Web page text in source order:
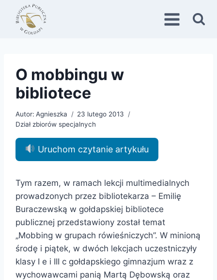
Przejdź
treści
O mobbingu w
bibliotece
Autor: Agnieszka
23 lutego 2013
Dział zbiorów specjalnych
Uruchom czytanie artykułu
Tym razem, w ramach lekcji multimedialnych
prowadzonych przez bibliotekarza – Emilię
Buraczewską w gołdapskiej bibliotece
publicznej przedstawiony został temat
„Mobbing w grupach rówieśniczych”. W minioną
środę i piątek, w dwóch lekcjach uczestniczyły
klasy I e i III c gołdapskiego gimnazjum wraz z
wychowawcami panią Martą Dębowską oraz